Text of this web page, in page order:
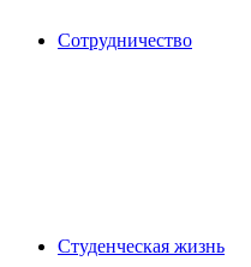
Сотрудничество
Студенческая жизнь